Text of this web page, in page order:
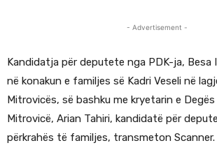
- Advertisement -
Kandidatja për deputete nga PDK-ja, Besa
në konakun e familjes së Kadri Veseli në
Mitrovicës, së bashku me kryetarin e
Mitrovicë, Arian Tahiri, kandidatë për
përkrahës të familjes, transmeton Scanner.